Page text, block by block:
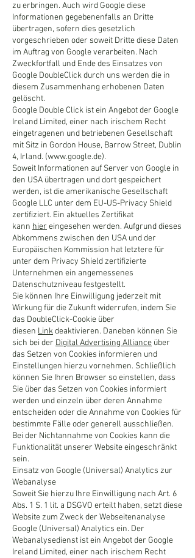
zu erbringen. Auch wird Google diese
Informationen gegebenenfalls an Dritte
übertragen, sofern dies gesetzlich
vorgeschrieben oder soweit Dritte diese Daten
im Auftrag von Google verarbeiten. Nach
Zweckfortfall und Ende des Einsatzes von
Google DoubleClick durch uns werden die in
diesem Zusammenhang erhobenen Daten
gelöscht.
Google Double Click ist ein Angebot der Google
Ireland Limited, einer nach irischem Recht
eingetragenen und betriebenen Gesellschaft
mit Sitz in Gordon House, Barrow Street, Dublin
4, Irland. (www.google.de).
Soweit Informationen auf Server von Google in
den USA übertragen und dort gespeichert
werden, ist die amerikanische Gesellschaft
Google LLC unter dem EU-US-Privacy Shield
zertifiziert. Ein aktuelles Zertifikat
kann hier eingesehen werden. Aufgrund dieses
Abkommens zwischen den USA und der
Europäischen Kommission hat letztere für
unter dem Privacy Shield zertifizierte
Unternehmen ein angemessenes
Datenschutzniveau festgestellt.
Sie können Ihre Einwilligung jederzeit mit
Wirkung für die Zukunft widerrufen, indem Sie
das DoubleClick-Cookie über
diesen Linkdeaktivieren. Daneben können Sie
sich bei der Digital Advertising Alliance über
das Setzen von Cookies informieren und
Einstellungen hierzu vornehmen. Schließlich
können Sie Ihren Browser so einstellen, dass
Sie über das Setzen von Cookies informiert
werden und einzeln über deren Annahme
entscheiden oder die Annahme von Cookies für
bestimmte Fälle oder generell ausschließen.
Bei der Nichtannahme von Cookies kann die
Funktionalität unserer Website eingeschränkt
sein.
Einsatz von Google (Universal) Analytics zur
Webanalyse
Soweit Sie hierzu Ihre Einwilligung nach Art. 6
Abs. 1 S. 1 lit. a DSGVO erteilt haben, setzt diese
Website zum Zweck der Webseitenanalyse
Google (Universal) Analytics ein. Der
Webanalysedienst ist ein Angebot der Google
Ireland Limited, einer nach irischem Recht